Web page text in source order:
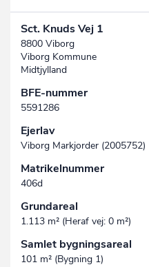
Sct. Knuds Vej 1
8800 Viborg
Viborg Kommune
Midtjylland
BFE-nummer
5591286
Ejerlav
Viborg Markjorder (2005752)
Matrikelnummer
406d
Grundareal
1.113 m² (Heraf vej: 0 m²)
Samlet bygningsareal
101 m² (Bygning 1)